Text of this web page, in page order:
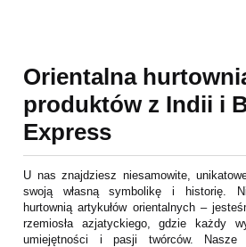
Orientalna
produktów z Indii i
Express
U nas znajdziesz niesamowite,
swoją własną symbolikę i historię.
hurtownią artykułów orientalnych –
rzemiosła azjatyckiego, gdzie każdy
umiejętności i pasji twórców.